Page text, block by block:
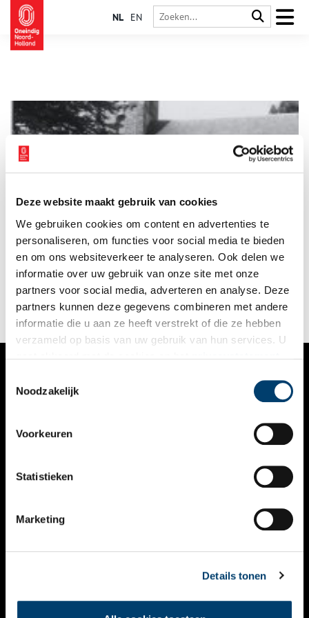
Deze website maakt gebruik van cookies
We gebruiken cookies om content en advertenties te
personaliseren, om functies voor social media te bieden
en om ons websiteverkeer te analyseren. Ook delen we
informatie over uw gebruik van onze site met onze
partners voor social media, adverteren en analyse. Deze
partners kunnen deze gegevens combineren met andere
informatie die u aan ze heeft verstrekt of die ze hebben
verzameld op basis van uw gebruik van hun services. U
Noodzakelijk
Voorkeuren
Statistieken
Marketing
Details tonen
NL EN
Bij opgravingen in Velsen in 1990 kwamen verschillende
kleiputten en steenovens aan het licht. Vanaf de middeleeuwen
werd hier steen gebakken, aanvankelijk in het grote formaat
dat kloostermoppen wordt genoemd. De klei die hiervoor
nodig is wordt uit kleiwinputten gehaald.
VERHALEN
KALENDER
THEMA’S
VIDEO’S
CONTACT